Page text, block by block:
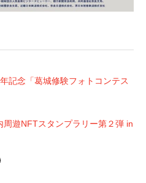
記念「葛城修験フォトコンテス
周遊NFTスタンプラリー第２弾 in